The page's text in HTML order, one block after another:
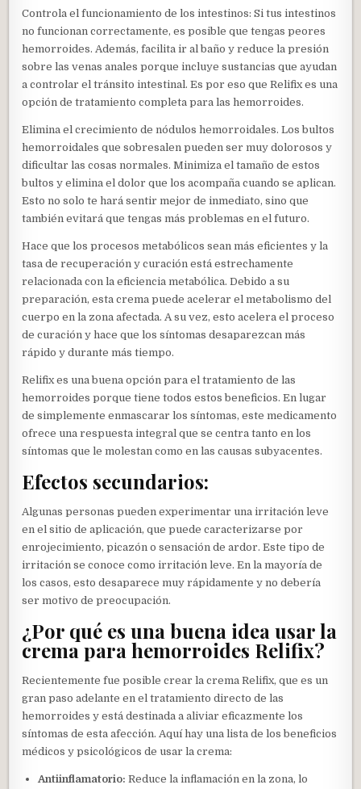
Controla el funcionamiento de los intestinos: Si tus intestinos
no funcionan correctamente, es posible que tengas peores
hemorroides. Además, facilita ir al baño y reduce la presión
sobre las venas anales porque incluye sustancias que ayudan
a controlar el tránsito intestinal. Es por eso que Relifix es una
opción de tratamiento completa para las hemorroides.
Elimina el crecimiento de nódulos hemorroidales. Los bultos
hemorroidales que sobresalen pueden ser muy dolorosos y
dificultar las cosas normales. Minimiza el tamaño de estos
bultos y elimina el dolor que los acompaña cuando se aplican.
Esto no solo te hará sentir mejor de inmediato, sino que
también evitará que tengas más problemas en el futuro.
Hace que los procesos metabólicos sean más eficientes y la
tasa de recuperación y curación está estrechamente
relacionada con la eficiencia metabólica. Debido a su
preparación, esta crema puede acelerar el metabolismo del
cuerpo en la zona afectada. A su vez, esto acelera el proceso
de curación y hace que los síntomas desaparezcan más
rápido y durante más tiempo.
Relifix es una buena opción para el tratamiento de las
hemorroides porque tiene todos estos beneficios. En lugar
de simplemente enmascarar los síntomas, este medicamento
ofrece una respuesta integral que se centra tanto en los
síntomas que le molestan como en las causas subyacentes.
Efectos secundarios:
Algunas personas pueden experimentar una irritación leve
en el sitio de aplicación, que puede caracterizarse por
enrojecimiento, picazón o sensación de ardor. Este tipo de
irritación se conoce como irritación leve. En la mayoría de
los casos, esto desaparece muy rápidamente y no debería
ser motivo de preocupación.
¿Por qué es una buena idea usar la
crema para hemorroides Relifix?
Recientemente fue posible crear la crema Relifix, que es un
gran paso adelante en el tratamiento directo de las
hemorroides y está destinada a aliviar eficazmente los
síntomas de esta afección. Aquí hay una lista de los beneficios
médicos y psicológicos de usar la crema:
Antiinflamatorio: Reduce la inflamación en la zona, lo